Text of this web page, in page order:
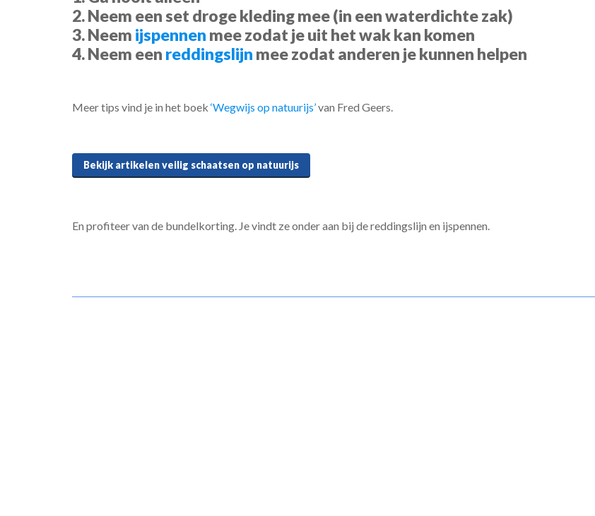
2. Neem een set droge kleding mee (in een waterdichte zak)
3. Neem ijspennen mee zodat je uit het wak kan komen
4. Neem een reddingslijn mee zodat anderen je kunnen helpen
Meer tips vind je in het boek ‘Wegwijs op natuurijs’van Fred Geers.
Bekijk artikelen veilig schaatsen op natuurijs
En profiteer van de bundelkorting. Je vindt ze onder aan bij de reddingslijn en ijspennen.